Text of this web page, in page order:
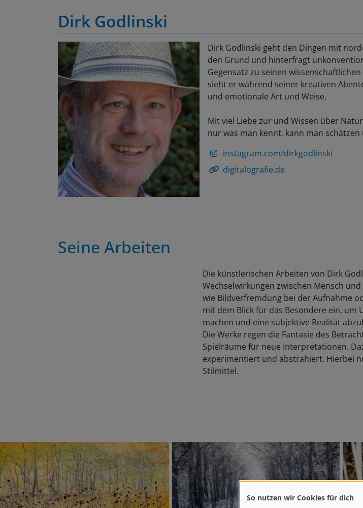
Dirk Godlinski
Dirk Godlinski geht den Dingen mit
den Grund und hinterfragt
Gegensatz zu seinen
sieht er während seiner kreativen
und emotionale Art und Weise.
Mit viel Liebe zur und Wissen über
nur was man kennt, kann man
instagram.com/dirkgodlinski
digitalografie.de
Seine Arbeiten
Die künstlerischen Arbeiten von Dirk
Wechselwirkungen zwischen Mensch
wie Bildverfremdung bei der Aufnahme
mit dem Blick für das Besondere ein, um
machen und eine subjektive Realität
Die Werke regen die Fantasie des
Spielräume für neue Interpretationen.
experimentiert und abstrahiert. Hierbei
Stilmittel.
So nutzen wir Cookies für dich